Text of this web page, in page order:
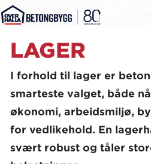
Produkter
Nyheter
innholdet
LAGER
I forhold til lager er
smarteste valget, både
økonomi, arbeidsmiljø,
for vedlikehold. En
svært robust og tåler